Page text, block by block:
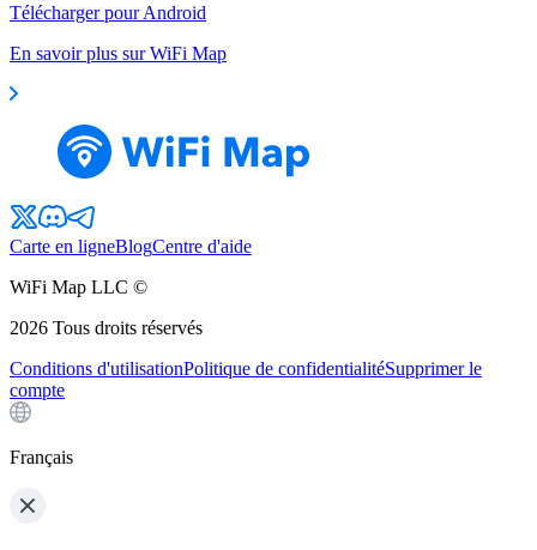
Télécharger pour Android
En savoir plus sur WiFi Map
Carte en ligneBlogCentre d'aide
WiFi Map LLC ©
2026 Tous droits réservés
Conditions d'utilisationPolitique de confidentialitéSupprimer le
compte
Français